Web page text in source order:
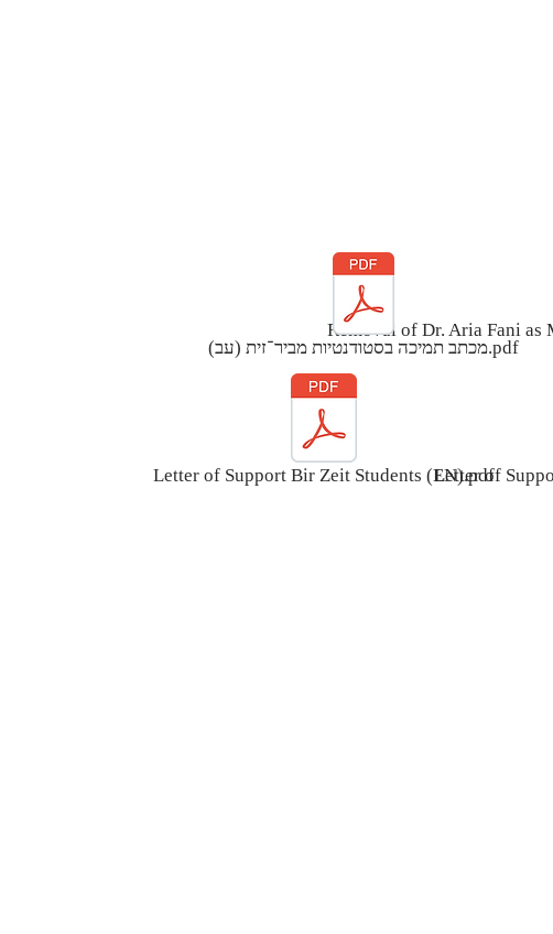
Removal of Dr. Aria Fani
מכתב תמיכה בסטודנטיות מביר־זית (עב).pdf
Letter of
Letter of Support Bir Zeit Students (EN).pdf